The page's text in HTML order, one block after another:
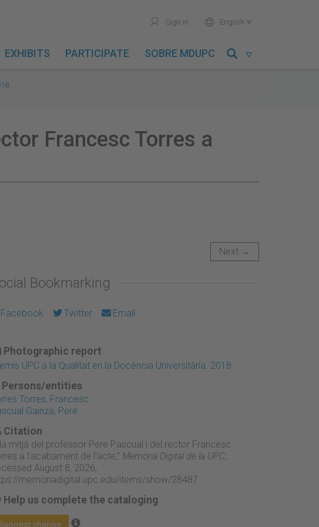
user Sign in world English 
EXHIBITS PARTICIPATE SOBRE MDUPC 
Francesc Torres a
Next →
Bookmarking
Facebook Twitter Email
Photographic report
UPC a la Qualitat en la Docència Universitària. 2018
entities
Torres, Francesc
Gainza, Pere
Citation
mitjà del professor Pere Pascual i del rector Francesc
a l'acabament de l'acte,” Memòria Digital de la UPC,
August 8, 2026,
memoriadigital.upc.edu/items/show/28487
Help us complete the cataloging
change